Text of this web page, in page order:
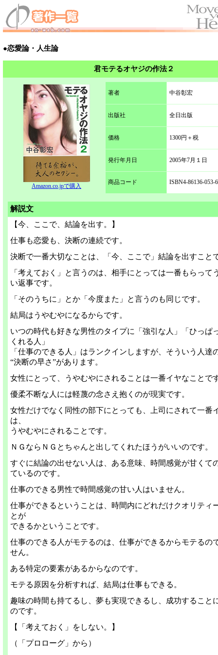
●恋愛論・人生論
君モテるオヤジの作法２
Amazon.co.jpで購入
著者 中谷彰宏
出版社 全日出版
価格 1300円＋税
発行年月日 2005年7月１日
商品コード ISBN4-86136-053-6
解説文
【今、ここで、結論を出す。】
仕事も恋愛も、決断の連続です。
決断で一番大切なことは、「今、ここで」結論を出すこと
「考えておく」と言うのは、相手にとっては一番もらって
い返事です。
「そのうちに」とか「今度また」と言うのも同じです。
結局はうやむやになるからです。
いつの時代も好きな男性のタイプに「強引な人」「ひっぱ
くれる人」
「仕事のできる人」はランクインしますが、そういう人達
“決断の早さ”があります。
女性にとって、うやむやにされることは一番イヤなことで
優柔不断な人には軽蔑の念さえ抱くのが現実です。
女性だけでなく同性の部下にとっても、上司にされて一番
は、
うやむやにされることです。
ＮＧならＮＧとちゃんと出してくれたほうがいいのです。
すぐに結論の出せない人は、ある意味、時間感覚が甘くて
ているのです。
仕事のできる男性で時間感覚の甘い人はいません。
仕事ができるということは、時間内にどれだけクオリティ
とが
できるかということです。
仕事のできる人がモテるのは、仕事ができるからモテるの
せん。
ある特定の要素があるからなのです。
モテる原因を分析すれば、結局は仕事もできる。
趣味の時間も持てるし、夢も実現できるし、成功すること
のです。
【「考えておく」をしない。】
（「プロローグ」から）